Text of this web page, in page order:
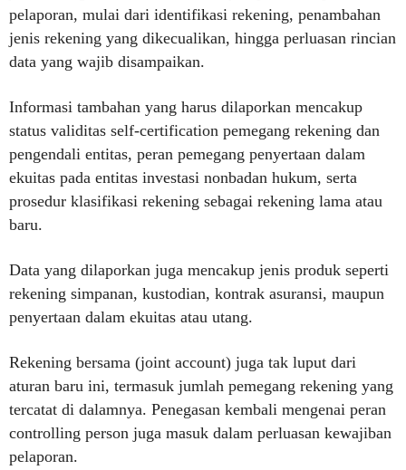
pelaporan, mulai dari identifikasi rekening, penambahan
jenis rekening yang dikecualikan, hingga perluasan rincian
data yang wajib disampaikan.
Informasi tambahan yang harus dilaporkan mencakup
status validitas self-certification pemegang rekening dan
pengendali entitas, peran pemegang penyertaan dalam
ekuitas pada entitas investasi nonbadan hukum, serta
prosedur klasifikasi rekening sebagai rekening lama atau
baru.
Data yang dilaporkan juga mencakup jenis produk seperti
rekening simpanan, kustodian, kontrak asuransi, maupun
penyertaan dalam ekuitas atau utang.
Rekening bersama (joint account) juga tak luput dari
aturan baru ini, termasuk jumlah pemegang rekening yang
tercatat di dalamnya. Penegasan kembali mengenai peran
controlling person juga masuk dalam perluasan kewajiban
pelaporan.